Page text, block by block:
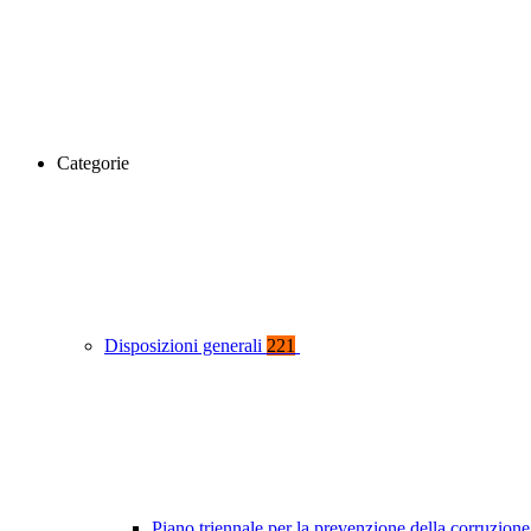
Categorie
Disposizioni generali 221